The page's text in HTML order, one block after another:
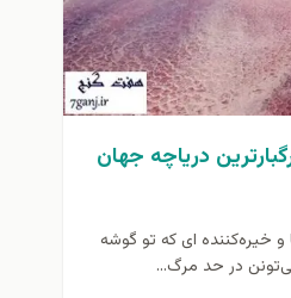
درياچه جهان
و خیره‌کننده ای که تو گوشه
در حد مرگ...